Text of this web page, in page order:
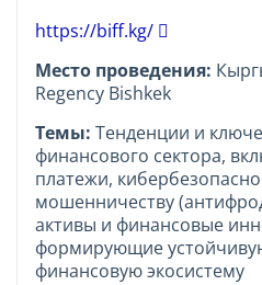
https://biff.kg/
Место проведения:
Regency Bishkek
Темы: Тенденции и
финансового сектора,
платежи,
мошенничеству
активы и финансовые
формирующие
финансовую экосистему